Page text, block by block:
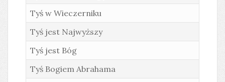
Tyś w Wieczerniku
Tyś jest Najwyższy
Tyś jest Bóg
Tyś Bogiem Abrahama